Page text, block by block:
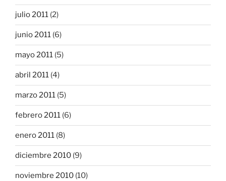
julio 2011 (2)
junio 2011 (6)
mayo 2011 (5)
abril 2011 (4)
marzo 2011 (5)
febrero 2011 (6)
enero 2011 (8)
diciembre 2010 (9)
noviembre 2010 (10)